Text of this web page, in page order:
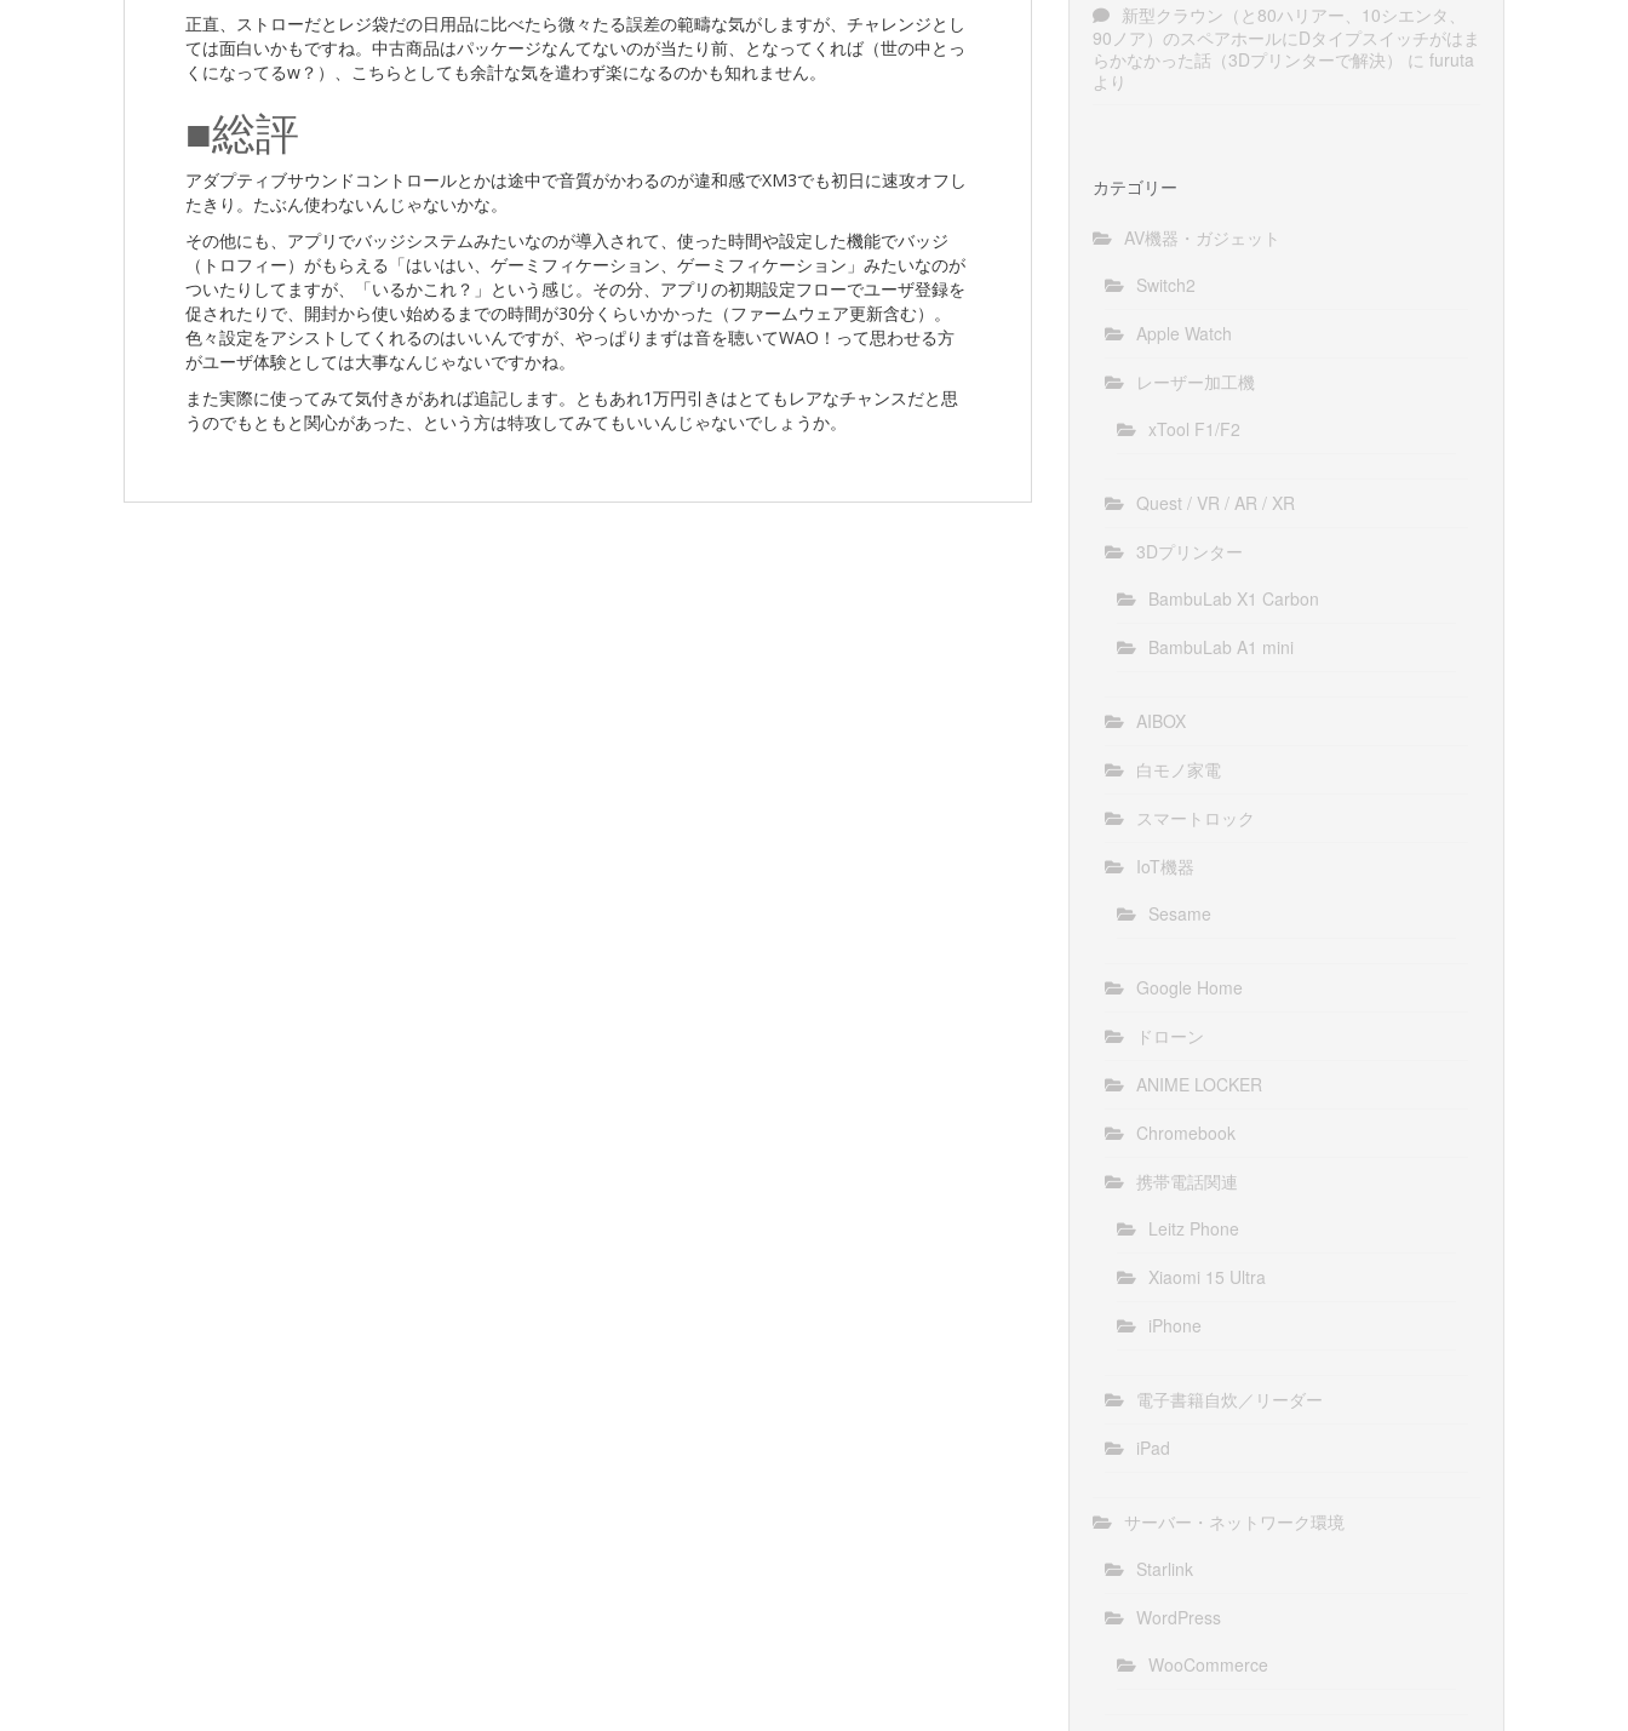
正直、ストローだとレジ袋だの日用品に比べたら微々たる誤差の範疇な気がしますが、チャレンジとし
ては面白いかもですね。中古商品はパッケージなんてないのが当たり前、となってくれば（世の中とっ
くになってるw？）、こちらとしても余計な気を遣わず楽になるのかも知れません。
■総評
アダプティブサウンドコントロールとかは途中で音質がかわるのが違和感でXM3でも初日に速攻オフし
たきり。たぶん使わないんじゃないかな。
その他にも、アプリでバッジシステムみたいなのが導入されて、使った時間や設定した機能でバッジ
（トロフィー）がもらえる「はいはい、ゲーミフィケーション、ゲーミフィケーション」みたいなのが
ついたりしてますが、「いるかこれ？」という感じ。その分、アプリの初期設定フローでユーザ登録を
促されたりで、開封から使い始めるまでの時間が30分くらいかかった（ファームウェア更新含む）。
色々設定をアシストしてくれるのはいいんですが、やっぱりまずは音を聴いてWAO！って思わせる方
がユーザ体験としては大事なんじゃないですかね。
また実際に使ってみて気付きがあれば追記します。ともあれ1万円引きはとてもレアなチャンスだと思
うのでもともと関心があった、という方は特攻してみてもいいんじゃないでしょうか。
新型クラウン（と80ハリアー、10シエンタ、
90ノア）のスペアホールにDタイプスイッチがはま
らかなかった話（3Dプリンターで解決）
に furuta
より
カテゴリー
AV機器・ガジェット
Switch2
Apple Watch
レーザー加工機
xTool F1/F2
Quest / VR / AR / XR
3Dプリンター
BambuLab X1 Carbon
BambuLab A1 mini
AIBOX
白モノ家電
スマートロック
IoT機器
Sesame
Google Home
ドローン
ANIME LOCKER
Chromebook
携帯電話関連
Leitz Phone
Xiaomi 15 Ultra
iPhone
電子書籍自炊／リーダー
iPad
サーバー・ネットワーク環境
Starlink
WordPress
WooCommerce